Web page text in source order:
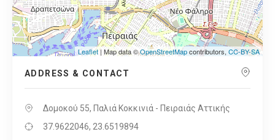
Leaflet| Map data ©OpenStreetMapcontributors, CC-BY-SA
ADDRESS & CONTACT
Δομοκού 55, Παλιά Κοκκινιά - Πειραιάς Αττικής
37.9622046, 23.6519894